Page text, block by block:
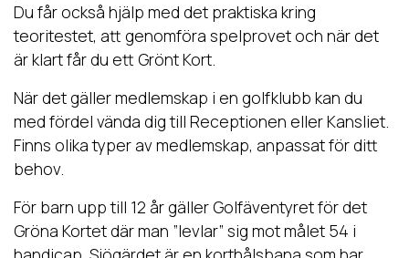
Du får också hjälp med det praktiska kring
teoritestet, att genomföra spelprovet och när det
är klart får du ett Grönt Kort.
När det gäller medlemskap i en golfklubb kan du
med fördel vända dig till Receptionen eller Kansliet.
Finns olika typer av medlemskap, anpassat för ditt
behov.
För barn upp till 12 år gäller Golfäventyret för det
Gröna Kortet där man ”levlar” sig mot målet 54 i